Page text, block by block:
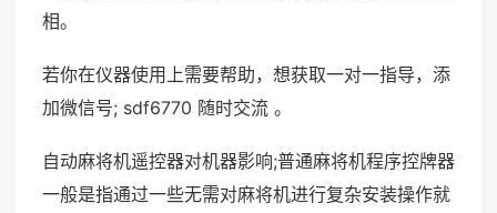
相。
若你在仪器使用上需要帮助，想获取一对一指导，添
加微信号; sdf6770 随时交流 。
自动麻将机遥控器对机器影响;普通麻将机程序控牌器
一般是指通过一些无需对麻将机进行复杂安装操作就